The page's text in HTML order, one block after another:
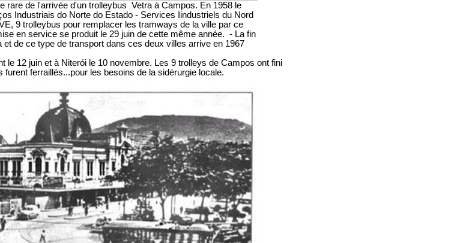
rare de l'arrivée d'un trolleybus Vetra à Campos. En 1958 le
Industriais do Norte do Estado - Services Iindustriels du Nord
9 trolleybus pour remplacer les tramways de la ville par ce
en service se produit le 29 juin de cette même année. - La fin
de ce type de transport dans ces deux villes arrive en 1967
le 12 juin et à Niterói le 10 novembre. Les 9 trolleys de Campos ont fini
furent ferraillés...pour les besoins de la sidérurgie locale.